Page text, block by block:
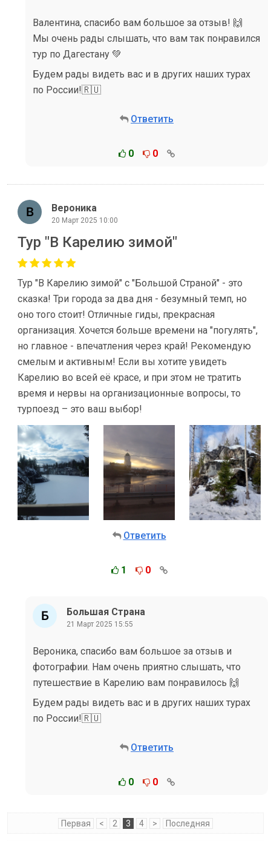
Валентина, спасибо вам большое за отзыв! 🙌
Мы очень рады слышать, что вам так понравился
тур по Дагестану 💚
Будем рады видеть вас и в других наших турах
по России!🇷🇺
Ответить
0 0
Вероника
20 Март 2025 10:00
Тур "В Карелию зимой"
Тур "В Карелию зимой" с "Большой Страной" - это
сказка! Три города за два дня - безумный темп, но
оно того стоит! Отличные гиды, прекрасная
организация. Хочется больше времени на "погулять",
но главное - впечатления через край! Рекомендую
смелым и активным! Если вы хотите увидеть
Карелию во всей её красе, и при этом не тратить
время и нервы на организационные вопросы, то
турпоезд – это ваш выбор!
Ответить
1 0
Большая Страна
21 Март 2025 15:55
Вероника, спасибо вам большое за отзыв и
фотографии. Нам очень приятно слышать, что
путешествие в Карелию вам понравилось 🙌
Будем рады видеть вас и в других наших турах
по России!🇷🇺
Ответить
0 0
Первая < 2 3 4 > Последняя